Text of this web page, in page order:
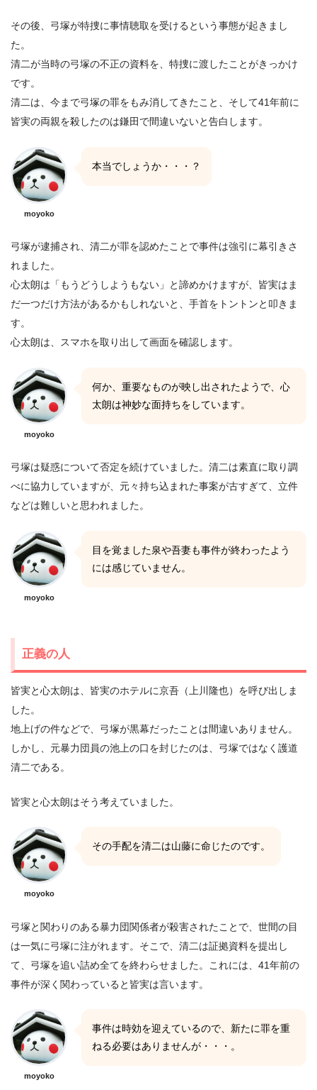
その後、弓塚が特捜に事情聴取を受けるという事態が起きまし
た。
清二が当時の弓塚の不正の資料を、特捜に渡したことがきっかけ
です。
清二は、今まで弓塚の罪をもみ消してきたこと、そして41年前に
皆実の両親を殺したのは鎌田で間違いないと告白します。
moyoko
本当でしょうか・・・？
弓塚が逮捕され、清二が罪を認めたことで事件は強引に幕引きさ
れました。
心太朗は「もうどうしようもない」と諦めかけますが、皆実はま
だ一つだけ方法があるかもしれないと、手首をトントンと叩きま
す。
心太朗は、スマホを取り出して画面を確認します。
moyoko
何か、重要なものが映し出されたようで、心
太朗は神妙な面持ちをしています。
弓塚は疑惑について否定を続けていました。清二は素直に取り調
べに協力していますが、元々持ち込まれた事案が古すぎて、立件
などは難しいと思われました。
moyoko
目を覚ました泉や吾妻も事件が終わったよう
には感じていません。
正義の人
皆実と心太朗は、皆実のホテルに京吾（上川隆也）を呼び出しま
した。
地上げの件などで、弓塚が黒幕だったことは間違いありません。
しかし、元暴力団員の池上の口を封じたのは、弓塚ではなく護道
清二である。
皆実と心太朗はそう考えていました。
moyoko
その手配を清二は山藤に命じたのです。
弓塚と関わりのある暴力団関係者が殺害されたことで、世間の目
は一気に弓塚に注がれます。そこで、清二は証拠資料を提出し
て、弓塚を追い詰め全てを終わらせました。これには、41年前の
事件が深く関わっていると皆実は言います。
moyoko
事件は時効を迎えているので、新たに罪を重
ねる必要はありませんが・・・。